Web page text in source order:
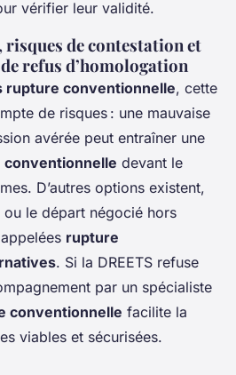
vérifier leur validité.
risques de contestation et
refus d’homologation
rupture conventionnelle, cette
de risques : une mauvaise
avérée peut entraîner une
devant le
D’autres options existent,
le départ négocié hors
rupture
. Si la DREETS refuse
par un spécialiste
conventionnelle facilite la
viables et sécurisées.